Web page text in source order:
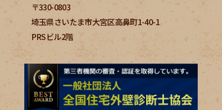
〒330-0803
埼玉県さいたま市大宮区高鼻町1-40-1
PRSビル2階